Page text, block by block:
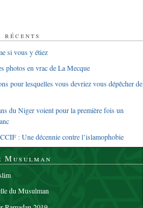
si vous y étiez
photos en vrac de La Mecque
pour lesquelles vous devriez vous dépêcher de
du Niger voient pour la première fois un
: Une décennie contre l’islamophobie
Musulman
du Musulman